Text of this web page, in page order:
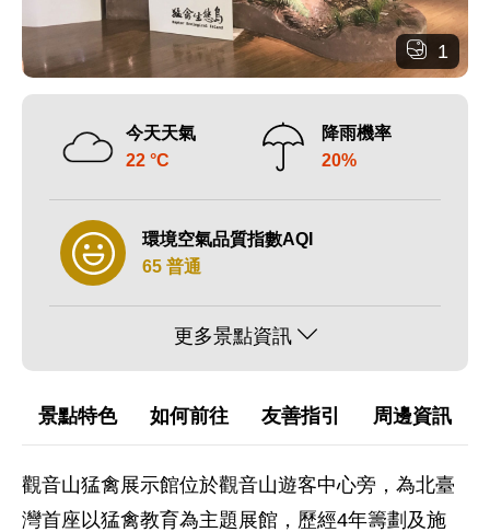
1
今天天氣
22 °C
降雨機率
20%
環境空氣品質指數AQI
65 普通
更多景點資訊
景點特色 如何前往 友善指引 周邊資訊
觀音山猛禽展示館位於觀音山遊客中心旁，為北臺
灣首座以猛禽教育為主題展館，歷經4年籌劃及施